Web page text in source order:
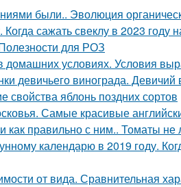
были.. Эволюция
сажать свеклу в 2023 году
для РОЗ
условиях. Условия
девичьего винограда. Девичий
яблонь поздних сортов
Самые красивые
как правильно с ним.. Томаты не
календарю в 2019 году.
от вида. Сравнительная